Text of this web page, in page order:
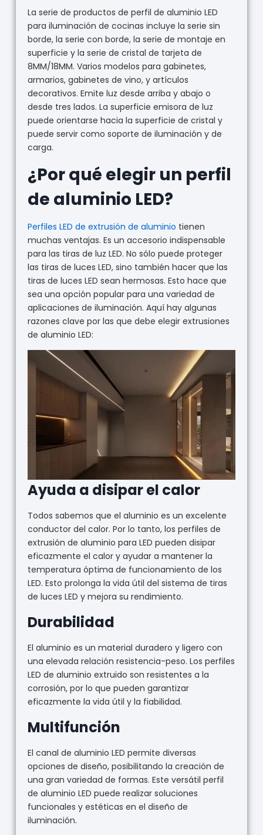
La serie de productos de perfil de aluminio LED
para iluminación de cocinas incluye la serie sin
borde, la serie con borde, la serie de montaje en
superficie y la serie de cristal de tarjeta de
8MM/18MM. Varios modelos para gabinetes,
armarios, gabinetes de vino, y artículos
decorativos. Emite luz desde arriba y abajo o
desde tres lados. La superficie emisora de luz
puede orientarse hacia la superficie de cristal y
puede servir como soporte de iluminación y de
carga.
¿Por qué elegir un perfil
de aluminio LED?
Perfiles LED de extrusión de aluminio tienen
muchas ventajas. Es un accesorio indispensable
para las tiras de luz LED. No sólo puede proteger
las tiras de luces LED, sino también hacer que las
tiras de luces LED sean hermosas. Esto hace que
sea una opción popular para una variedad de
aplicaciones de iluminación. Aquí hay algunas
razones clave por las que debe elegir extrusiones
de aluminio LED:
Ayuda a disipar el calor
Todos sabemos que el aluminio es un excelente
conductor del calor. Por lo tanto, los perfiles de
extrusión de aluminio para LED pueden disipar
eficazmente el calor y ayudar a mantener la
temperatura óptima de funcionamiento de los
LED. Esto prolonga la vida útil del sistema de tiras
de luces LED y mejora su rendimiento.
Durabilidad
El aluminio es un material duradero y ligero con
una elevada relación resistencia-peso. Los perfiles
LED de aluminio extruido son resistentes a la
corrosión, por lo que pueden garantizar
eficazmente la vida útil y la fiabilidad.
Multifunción
El canal de aluminio LED permite diversas
opciones de diseño, posibilitando la creación de
una gran variedad de formas. Este versátil perfil
de aluminio LED puede realizar soluciones
funcionales y estéticas en el diseño de
iluminación.